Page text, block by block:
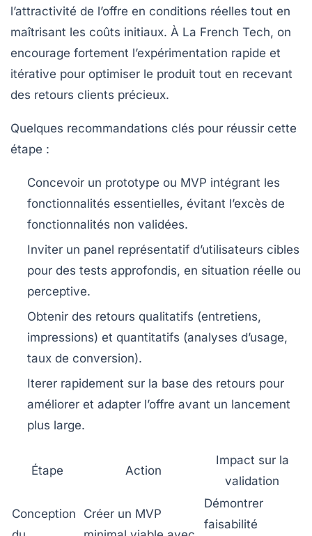
l’attractivité de l’offre en conditions réelles tout en
maîtrisant les coûts initiaux. À La French Tech, on
encourage fortement l’expérimentation rapide et
itérative pour optimiser le produit tout en recevant
des retours clients précieux.
Quelques recommandations clés pour réussir cette
étape :
Concevoir un prototype ou MVP intégrant les
fonctionnalités essentielles, évitant l’excès de
fonctionnalités non validées.
Inviter un panel représentatif d’utilisateurs cibles
pour des tests approfondis, en situation réelle ou
perceptive.
Obtenir des retours qualitatifs (entretiens,
impressions) et quantitatifs (analyses d’usage,
taux de conversion).
Iterer rapidement sur la base des retours pour
améliorer et adapter l’offre avant un lancement
plus large.
Étape Action
Impact sur la
validation
Conception
Créer un MVP
Démontrer
faisabilité